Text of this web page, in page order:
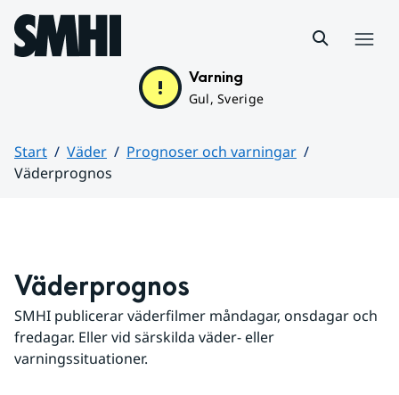
Hoppa till sidans innehåll
Varning
Gul, Sverige
Start Väder
Prognoser och varningar
Väderprognos
Väderprognos
SMHI publicerar väderfilmer måndagar, onsdagar och
fredagar. Eller vid särskilda väder- eller
varningssituationer.